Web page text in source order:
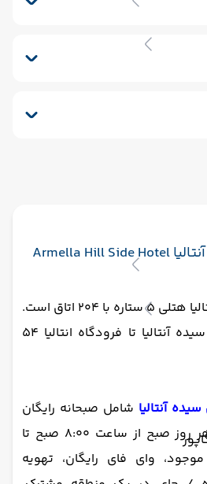
پذیرش 24 ساعته
چایخانه سنتی
استخر سرپوشیده
در لابی
در اتاقها
هتل آرملا هیل سیده آنتالیا Armella Hill Side Hotel
هتل آرملا هیل سیده آنتالیا هتلی 5 ستاره با 204 اتاق است.
فاصله هتل آرملا هیل سیده آنتالیا تا فرودگاه انتالیا 54
آنتالیا شامل صبحانه رایگان
(صبحانه بوفه رایگان هر روز صبح از ساعت 8:00 صبح تا
موجود، وای فای رایگان، تهویه